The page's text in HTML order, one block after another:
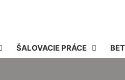
ŠALOVACIE PRÁCE